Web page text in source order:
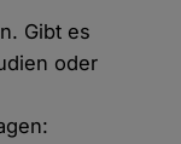
Gibt es
oder